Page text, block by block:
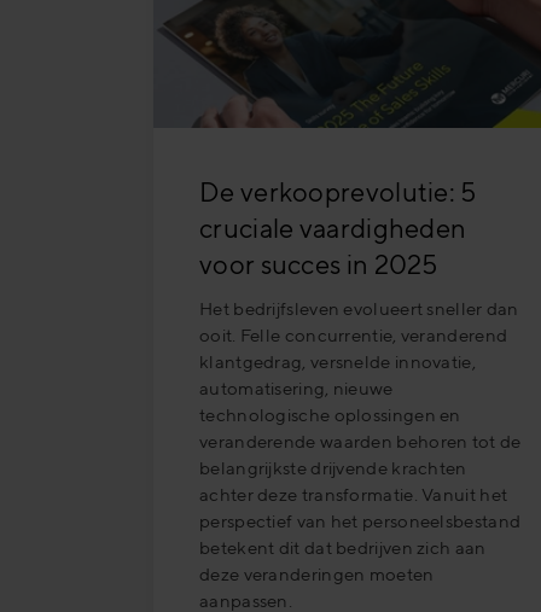
De verkooprevolutie: 5
cruciale vaardigheden
voor succes in 2025
Het bedrijfsleven evolueert sneller dan
ooit. Felle concurrentie, veranderend
klantgedrag, versnelde innovatie,
automatisering, nieuwe
technologische oplossingen en
veranderende waarden behoren tot de
belangrijkste drijvende krachten
achter deze transformatie. Vanuit het
perspectief van het personeelsbestand
betekent dit dat bedrijven zich aan
deze veranderingen moeten
aanpassen.